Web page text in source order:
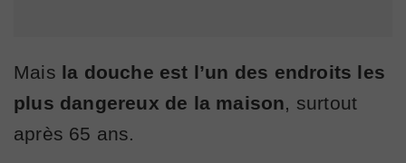
Mais la douche est l’un des endroits les
plus dangereux de la maison , surtout
après 65 ans.